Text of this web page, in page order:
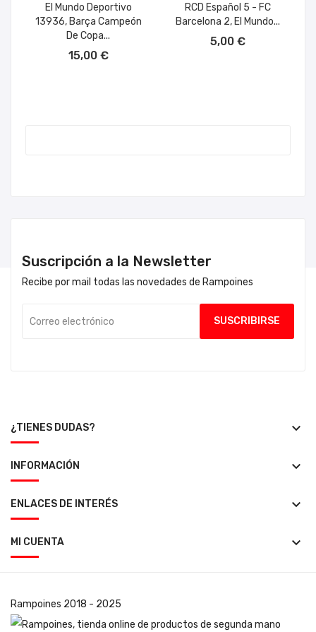
El Mundo Deportivo
13936, Barça Campeón
De Copa...
15,00 €
RCD Español 5 - FC
Barcelona 2, El Mundo...
5,00 €
Suscripción a la Newsletter
Recibe por mail todas las novedades de Rampoines
¿TIENES DUDAS? keyboard_arrow_down
INFORMACIÓN keyboard_arrow_down
ENLACES DE INTERÉS keyboard_arrow_down
MI CUENTA keyboard_arrow_down
Rampoines 2018 - 2025